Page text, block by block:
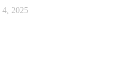
4, 2025